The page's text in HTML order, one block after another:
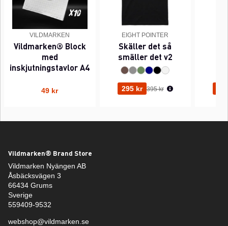
VILDMARKEN
Vildmarken® Block
med
inskjutningstavlor A4
49 kr
EIGHT POINTER
Skäller det så
smäller det v2
295 kr Ordinarie pris:
395 kr
Vildmarken® Brand Store
Vildmarken Nyängen AB
Åsbäcksvägen 3
66434 Grums
Sverige
559409-9532
webshop@vildmarken.se